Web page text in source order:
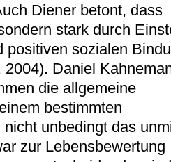
Diener betont, dass
stark durch
positiven sozialen
Daniel
die allgemeine
bestimmten
unbedingt das
zur Lebensbewertung